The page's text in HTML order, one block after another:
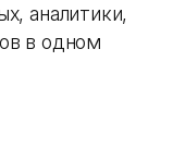
аналитики,
в одном